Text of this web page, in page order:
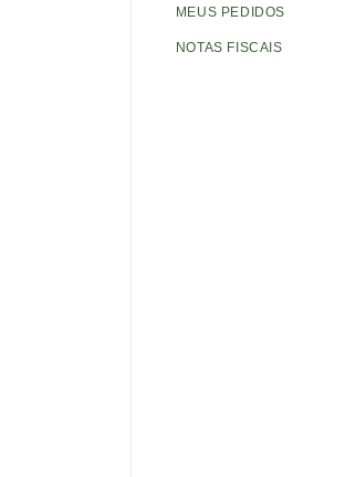
MEUS PEDIDOS
NOTAS FISCAIS